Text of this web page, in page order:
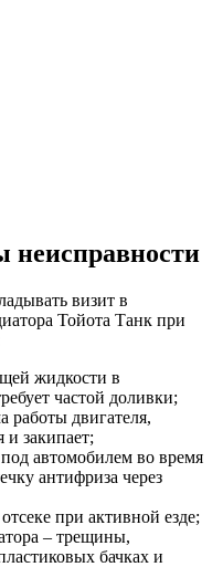
визит в
Тойота Танк при
жидкости в
частой доливки;
работы двигателя,
и закипает;
автомобилем во время
антифриза через
при активной езде;
– трещины,
бачках и